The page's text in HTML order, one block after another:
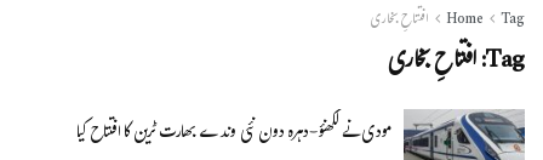
Home Tag افتتاحِ بخاری
Tag:افتتاحِ بخاری
مودی نے لکھنؤ-دہرہ دون نئی وندے بھارت ٹرین کا افتتاح کیا